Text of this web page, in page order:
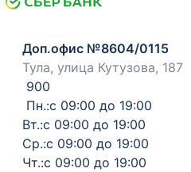
Доп.офис №8604/0115
Тула, улица Кутузова, 187
900
Пн.:с 09:00 до 19:00
Вт.:с 09:00 до 19:00
Ср.:с 09:00 до 19:00
Чт.:с 09:00 до 19:00